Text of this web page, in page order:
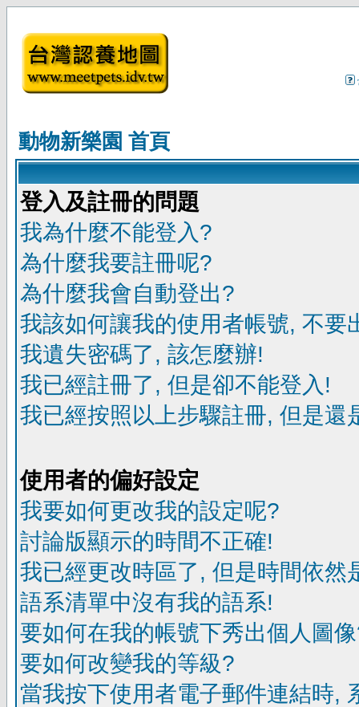
動物新樂園 首頁
登入及註冊的問題
我為什麼不能登入?
為什麼我要註冊呢?
為什麼我會自動登出?
我該如何讓我的使用者帳號, 不要
我遺失密碼了, 該怎麼辦!
我已經註冊了, 但是卻不能登入!
我已經按照以上步驟註冊, 但是還
使用者的偏好設定
我要如何更改我的設定呢?
討論版顯示的時間不正確!
我已經更改時區了, 但是時間依然
語系清單中沒有我的語系!
要如何在我的帳號下秀出個人圖
要如何改變我的等級?
當我按下使用者電子郵件連結時,